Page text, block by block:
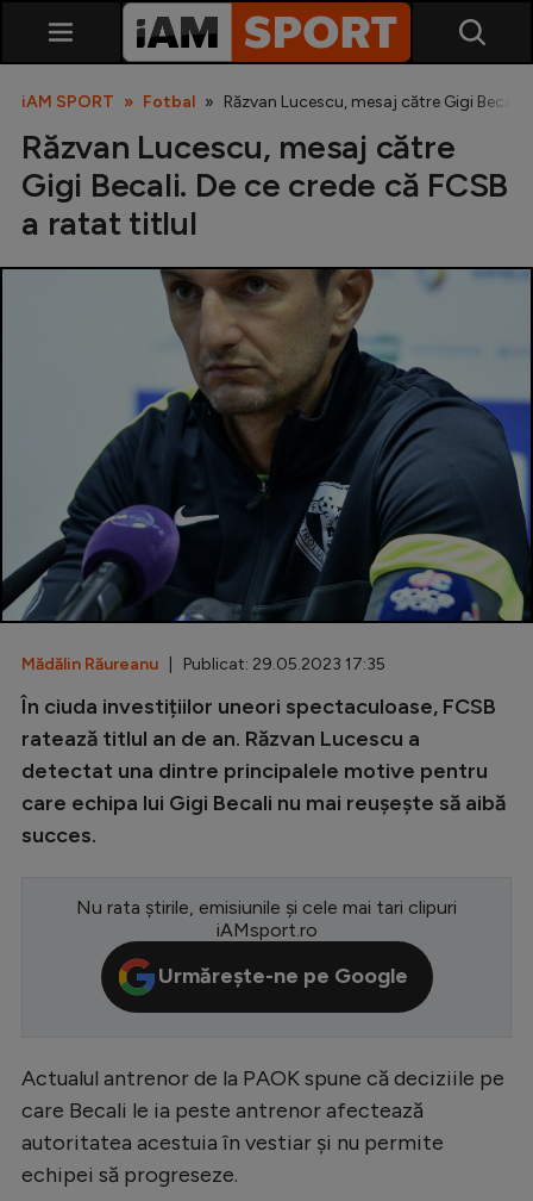
SuperLiga
Liga 2
Cupa României
Echipa Națională
Fotbal feminin
Special
Diverse
Inedit
Clasamente
Conference League
CM 2026
Premier League
Serie A
Bundesliga
Ligue 1
iAM SPORT Fotbal Răzvan Lucescu, mesaj către Gigi
Răzvan Lucescu, mesaj către
Gigi Becali. De ce crede că FCSB
a ratat titlul
Mădălin Răureanu | Publicat: 29.05.2023 17:35
În ciuda investițiilor uneori spectaculoase, FCSB
ratează titlul an de an. Răzvan Lucescu a
detectat una dintre principalele motive pentru
care echipa lui Gigi Becali nu mai reușește să aibă
succes.
Nu rata știrile, emisiunile și cele mai tari clipuri
iAMsport.ro
Urmărește-ne pe Google
Actualul antrenor de la PAOK spune că deciziile pe
care Becali le ia peste antrenor afectează
autoritatea acestuia în vestiar și nu permite
echipei să progreseze.